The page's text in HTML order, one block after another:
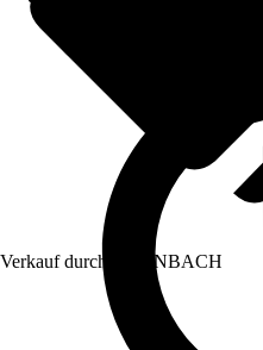
Verkauf durch: HORNBACH